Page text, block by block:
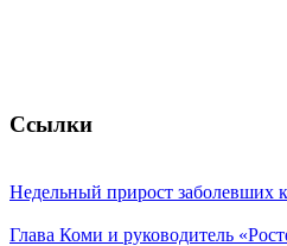
Ссылки
Недельный прирост заболевших
Глава Коми и руководитель